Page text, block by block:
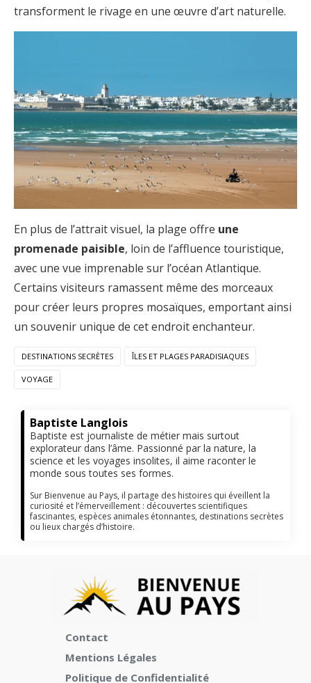
transforment le rivage en une œuvre d’art naturelle.
En plus de l’attrait visuel, la plage offre une
promenade paisible, loin de l’affluence touristique,
avec une vue imprenable sur l’océan Atlantique.
Certains visiteurs ramassent même des morceaux
pour créer leurs propres mosaïques, emportant ainsi
un souvenir unique de cet endroit enchanteur.
DESTINATIONS SECRÈTES ÎLES ET PLAGES PARADISIAQUES
VOYAGE
Baptiste Langlois
Baptiste est journaliste de métier mais surtout
explorateur dans l’âme. Passionné par la nature, la
science et les voyages insolites, il aime raconter le
monde sous toutes ses formes.
Sur Bienvenue au Pays, il partage des histoires qui éveillent la
curiosité et l’émerveillement : découvertes scientifiques
fascinantes, espèces animales étonnantes, destinations secrètes
ou lieux chargés d’histoire.
Contact
Mentions Légales
Politique de Confidentialité